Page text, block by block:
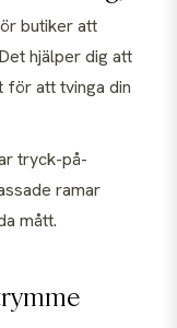
butiker att
hjälper dig att
för att tvinga din
tryck-på-
ramar
mått.